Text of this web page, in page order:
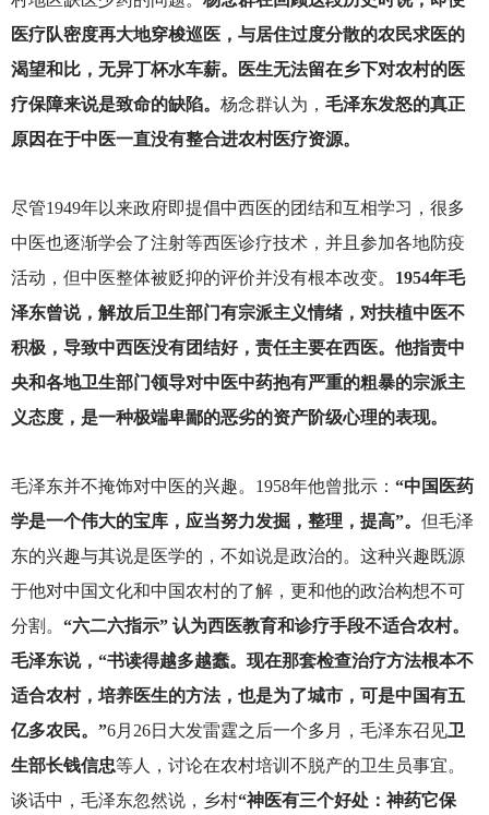
医疗队密度再大地穿梭巡医，与居住过度分散的农民求医的
渴望和比，无异丁杯水车薪。医生无法留在乡下对农村的医
疗保障来说是致命的缺陷。 杨念群认为， 毛泽东发怒的真正
原因在于中医一直没有整合进农村医疗资源。
尽管1949年以来政府即提倡中西医的团结和互相学习，很多
中医也逐渐学会了注射等西医诊疗技术，并且参加各地防疫
活动，但中医整体被贬抑的评价并没有根本改变。 1954年毛
泽东曾说，解放后卫生部门有宗派主义情绪，对扶植中医不
积极，导致中西医没有团结好，责任主要在西医。他指责中
央和各地卫生部门领导对中医中药抱有严重的粗暴的宗派主
义态度，是一种极端卑鄙的恶劣的资产阶级心理的表现。
毛泽东并不掩饰对中医的兴趣。1958年他曾批示： “中国医药
学是一个伟大的宝库，应当努力发掘，整理，提高”。 但毛泽
东的兴趣与其说是医学的，不如说是政治的。这种兴趣既源
于他对中国文化和中国农村的了解，更和他的政治构想不可
分割。 “六二六指示” 认为西医教育和诊疗手段不适合农村。
毛泽东说，“书读得越多越蠢。现在那套检查治疗方法根本不
适合农村，培养医生的方法，也是为了城市，可是中国有五
亿多农民。”6月26日大发雷霆之后一个多月，毛泽东召见卫
生部长钱信忠等人，讨论在农村培训不脱产的卫生员事宜。
谈话中，毛泽东忽然说，乡村“神医有三个好处：神药它保